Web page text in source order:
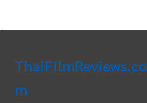
ThaiFilmReviews.co
m